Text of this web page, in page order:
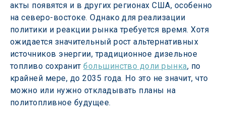
акты появятся и в других регионах США, особенно
на северо-востоке. Однако для реализации
политики и реакции рынка требуется время. Хотя
ожидается значительный рост альтернативных
источников энергии, традиционное дизельное
топливо сохранит большинство доли рынка, по
крайней мере, до 2035 года. Но это не значит, что
можно или нужно откладывать планы на
политопливное будущее.